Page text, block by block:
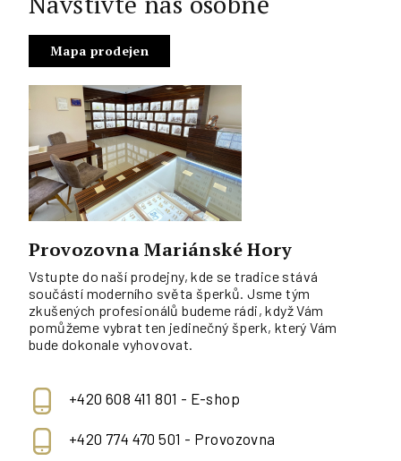
Mapa prodejen
Provozovna Mariánské Hory
Vstupte do naší prodejny, kde se tradice stává
součástí moderního světa šperků. Jsme tým
zkušených profesionálů budeme rádi, když Vám
pomůžeme vybrat ten jedinečný šperk, který Vám
bude dokonale vyhovovat.
+420 608 411 801 - E-shop
+420 774 470 501 - Provozovna